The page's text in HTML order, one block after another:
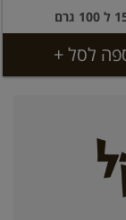
גרם
לסל +